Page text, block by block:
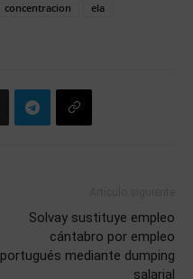
concentracion
ela
Solvay sustituye empleo
cántabro por empleo
portugués mediante dumping
salarial